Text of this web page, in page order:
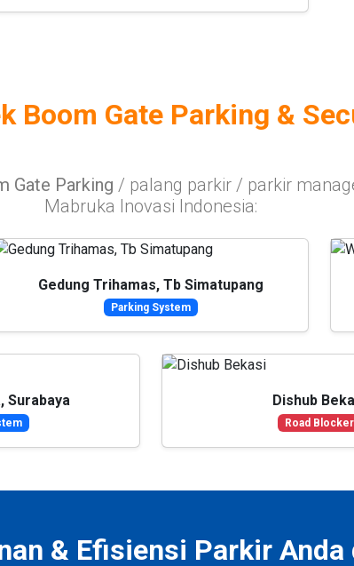
Boom Gate Parking &
Gate Parking / palang parkir / parkir
Mabruka Inovasi Indonesia:
Gedung Trihamas, Tb Simatupang
Parking System
Surabaya Dishub
Road Blocker
& Efisiensi Parkir Anda